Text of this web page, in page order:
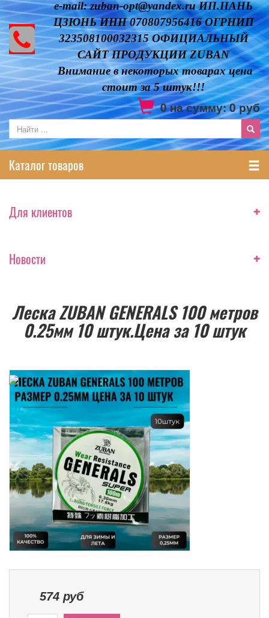
e-mail: zuban-opt@yandex.ru ИП.ПАНЬ
ЦЗЮНЬ ИНН 070807956416 ОГРНИП
323508100032315 ОФИЦИАЛЬНЫЙ
САЙТ ПРОДУКЦИИ ZUBAN
Внимание в некоторых товарах цена
стоит за 5 штук!!!
0на сумму:0руб
Каталог товаров
Для клиентов +
Новости +
Леска ZUBAN GENERALS 100 метров
0.25мм 10 штук.Цена за 10 штук
574 руб